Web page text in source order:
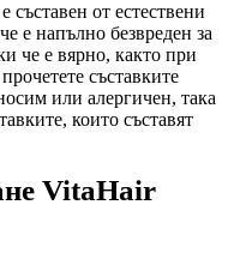
от естествени
е напълно безвреден за
че е вярно, както при
съставките
или алергичен, така
които съставят
VitaHair